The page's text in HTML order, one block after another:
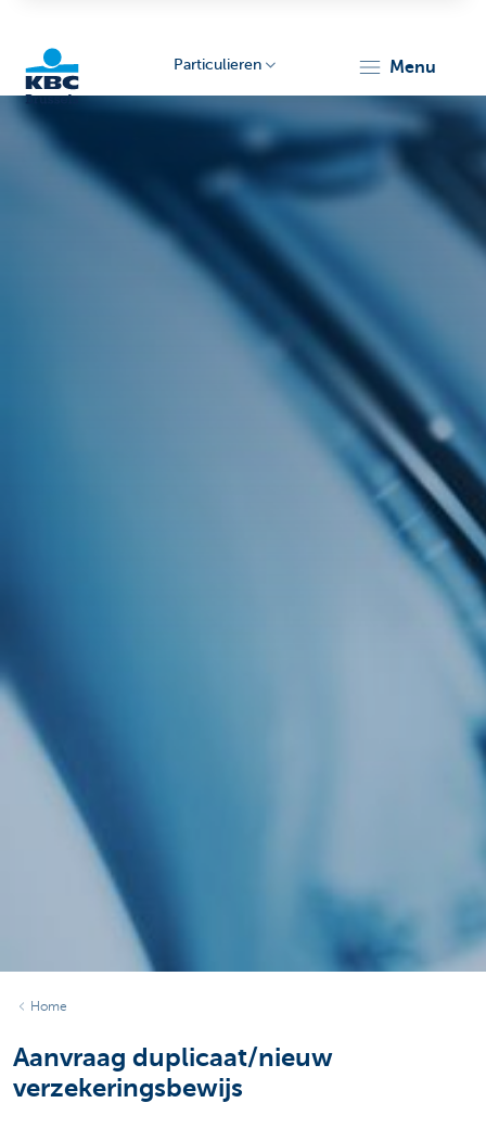
Particulieren menu
Home
Aanvraag duplicaat/nieuw
verzekeringsbewijs